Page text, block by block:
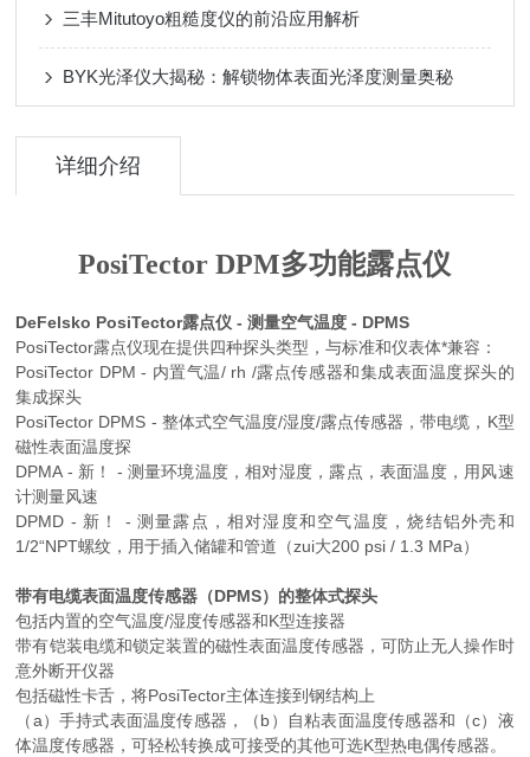
三丰Mitutoyo粗糙度仪的前沿应用解析
BYK光泽仪大揭秘：解锁物体表面光泽度测量奥秘
详细介绍
PosiTector DPM多功能露点仪
DeFelsko PosiTector露点仪 - 测量空气温度 - DPMS
PosiTector露点仪现在提供四种探头类型，与标准和仪表体*兼容：
PosiTector DPM - 内置气温/ rh /露点传感器和集成表面温度探头的
集成探头
PosiTector DPMS - 整体式空气温度/湿度/露点传感器，带电缆，K型
磁性表面温度探
DPMA - 新！ - 测量环境温度，相对湿度，露点，表面温度，用风速
计测量风速
DPMD - 新！ - 测量露点，相对湿度和空气温度，烧结铝外壳和
1/2“NPT螺纹，用于插入储罐和管道（zui大200 psi / 1.3 MPa）
带有电缆表面温度传感器（DPMS）的整体式探头
包括内置的空气温度/湿度传感器和K型连接器
带有铠装电缆和锁定装置的磁性表面温度传感器，可防止无人操作时
意外断开仪器
包括磁性卡舌，将PosiTector主体连接到钢结构上
（a）手持式表面温度传感器，（b）自粘表面温度传感器和（c）液
体温度传感器，可轻松转换成可接受的其他可选K型热电偶传感器。